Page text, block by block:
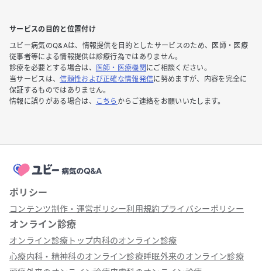
サービスの目的と位置付け
ユビー病気のQ&Aは、情報提供を目的としたサービスのため、医師・医療
従事者等による情報提供は診療行為ではありません。
診療を必要とする場合は、
医師・医療機関 にご相談ください。
当サービスは、信頼性および正確な情報発信に努めますが、内容を完全に
保証するものではありません。
情報に誤りがある場合は、
こちら からご連絡をお願いいたします。
ポリシー
コンテンツ制作・運営ポリシー利用規約プライバシーポリシー
オンライン診療
オンライン診療トップ内科のオンライン診療
心療内科・精神科のオンライン診療睡眠外来のオンライン診療